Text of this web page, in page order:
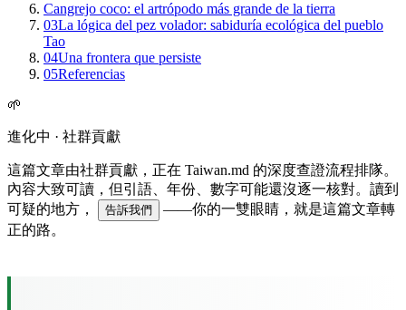
Cangrejo coco: el artrópodo más grande de la tierra
03La lógica del pez volador: sabiduría ecológica del pueblo
Tao
04Una frontera que persiste
05Referencias
🌱
進化中 · 社群貢獻
這篇文章由社群貢獻，正在 Taiwan.md 的深度查證流程排隊。
內容大致可讀，但引語、年份、數字可能還沒逐一核對。讀到
可疑的地方，
告訴我們
——你的一雙眼睛，就是這篇文章轉
正的路。